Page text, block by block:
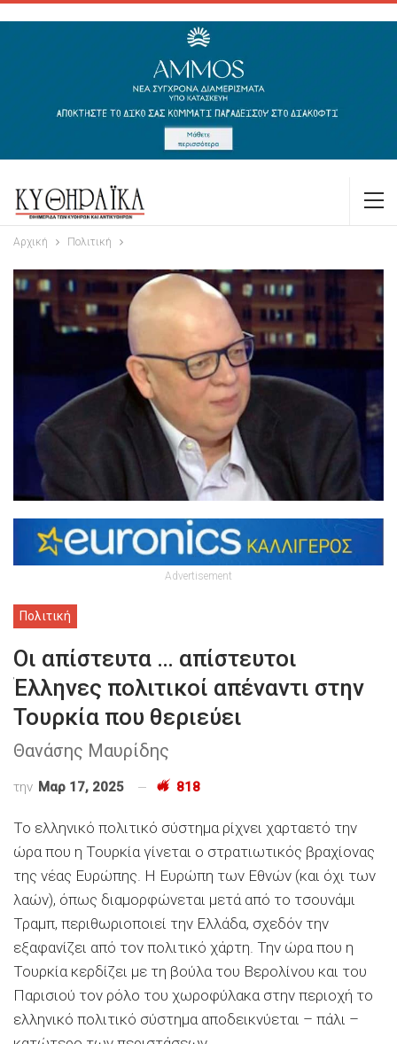
Αρχική Πολιτική
Advertisement
Πολιτική
Οι απίστευτα … απίστευτοι
Έλληνες πολιτικοί απέναντι στην
Τουρκία που θεριεύει
Θανάσης Μαυρίδης
την Μαρ 17, 2025 818
Το ελληνικό πολιτικό σύστημα ρίχνει χαρταετό την
ώρα που η Τουρκία γίνεται ο στρατιωτικός βραχίονας
της νέας Ευρώπης. Η Ευρώπη των Εθνών (και όχι των
λαών), όπως διαμορφώνεται μετά από το τσουνάμι
Τραμπ, περιθωριοποιεί την Ελλάδα, σχεδόν την
εξαφανίζει από τον πολιτικό χάρτη. Την ώρα που η
Τουρκία κερδίζει με τη βούλα του Βερολίνου και του
Παρισιού τον ρόλο του χωροφύλακα στην περιοχή το
ελληνικό πολιτικό σύστημα αποδεικνύεται – πάλι –